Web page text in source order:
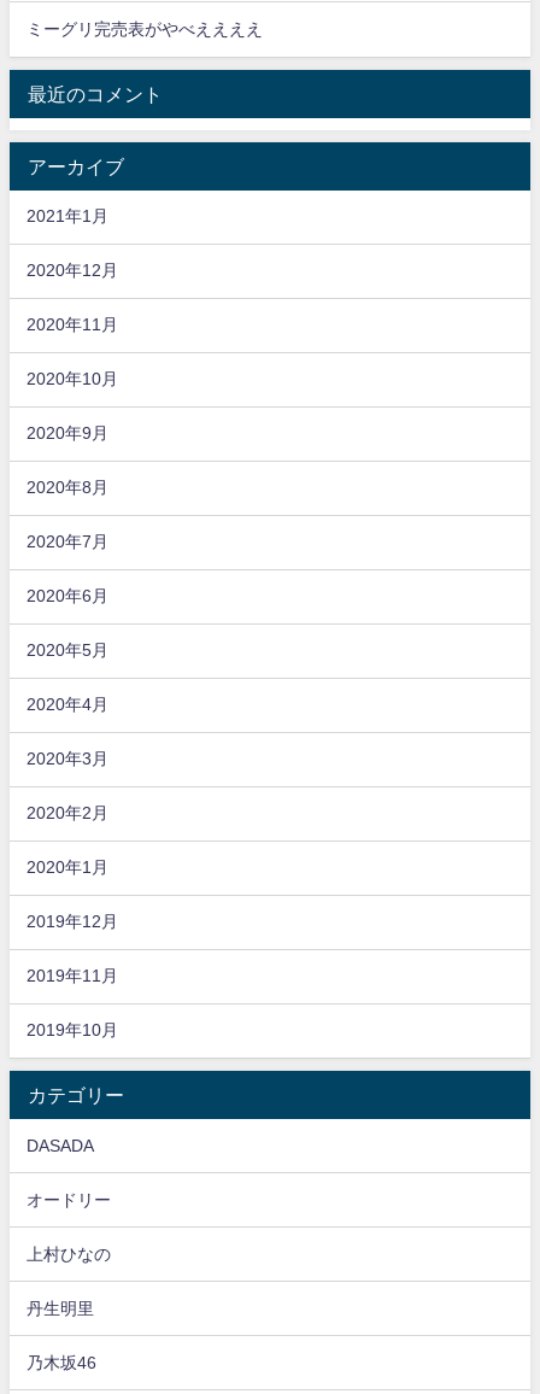
ミーグリ完売表がやべええええ
最近のコメント
アーカイブ
2021年1月
2020年12月
2020年11月
2020年10月
2020年9月
2020年8月
2020年7月
2020年6月
2020年5月
2020年4月
2020年3月
2020年2月
2020年1月
2019年12月
2019年11月
2019年10月
カテゴリー
DASADA
オードリー
上村ひなの
丹生明里
乃木坂46